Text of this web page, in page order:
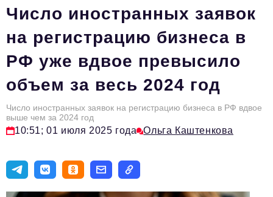
HR
Персона номера
Юридический практикум
Стиль жизни
Туризм
Импортозамещение
Эксперты
Число иностранных заявок
на регистрацию бизнеса в
РФ уже вдвое превысило
объем за весь 2024 год
Число иностранных заявок на регистрацию бизнеса в РФ вдвое
выше чем за 2024 год
10:51; 01 июля 2025 года Ольга Каштенкова